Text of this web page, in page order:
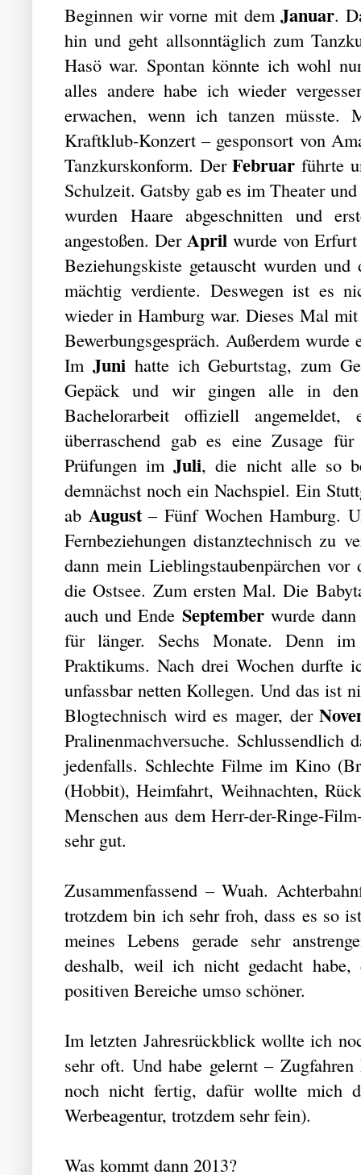
Beginnen wir vorne mit demJanuar.
hin und geht allsonntäglich zum
Hasö war. Spontan könnte ich wohl
alles andere habe ich wieder
erwachen, wenn ich tanzen
Kraftklub-Konzert – gesponsort von
Tanzkurskonform. DerFebruar führte
Schulzeit. Gatsby gab es im Theater
wurden Haare abgeschnitten und
angestoßen. Der Aprilwurde von Erfurt
Beziehungskiste getauscht wurden
mächtig verdiente. Deswegen ist es
wieder in Hamburg war. Dieses Mal
Bewerbungsgespräch. Außerdem
Im Juni hatte ich Geburtstag, zum
Gepäck und wir gingen alle in
Bachelorarbeit offiziell
überraschend gab es eine Zusage
Prüfungen imJuli, die nicht alle so
demnächst noch ein Nachspiel. Ein
ab August– Fünf Wochen Hamburg.
Fernbeziehungen distanztechnisch zu
dann mein Lieblingstaubenpärchen
die Ostsee. Zum ersten Mal. Die
auch und Ende September wurde
für länger. Sechs Monate. Denn
Praktikums. Nach drei Wochen durfte
unfassbar netten Kollegen. Und das ist
Blogtechnisch wird es mager, der
Pralinenmachversuche. Schlussendlich
jedenfalls. Schlechte Filme im Kino
(Hobbit), Heimfahrt, Weihnachten,
Menschen aus dem Herr-der-Ringe-
sehr gut.
Zusammenfassend – Wuah.
trotzdem bin ich sehr froh, dass es so
meines Lebens gerade sehr
deshalb, weil ich nicht gedacht
positiven Bereiche umso schöner.
Im letzten Jahresrückblick wollte ich
sehr oft. Und habe gelernt –
noch nicht fertig, dafür wollte mich
Werbeagentur, trotzdem sehr fein).
Was kommt dann 2013?